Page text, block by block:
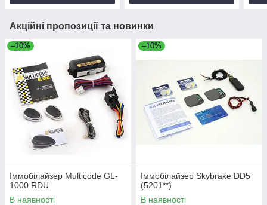
Акційні пропозиції та новинки
–10%
Іммобілайзер Multicode GL-
1000 RDU
В наявності
–10%
Іммобілайзер Skybrake DD5
(5201**)
В наявності